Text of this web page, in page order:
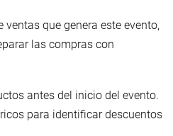
ventas que genera este evento,
las compras con
antes del inicio del evento.
para identificar descuentos